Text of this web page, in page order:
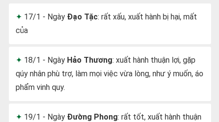
17/1 - Ngày Đạo Tặc: rất xấu, xuất hành bị hại, mất
của
18/1 - Ngày Hảo Thương: xuất hành thuận lợi, gặp
qúy nhân phù trợ, làm mọi việc vừa lòng, như ý muốn, áo
phẩm vinh quy.
19/1 - Ngày Đường Phong: rất tốt, xuất hành thuận